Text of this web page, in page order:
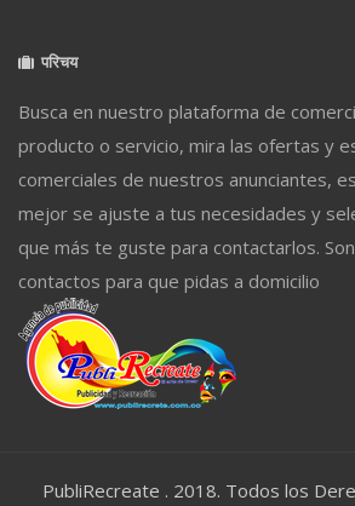
परिचय
Busca en nuestro plataforma de
producto o servicio, mira las ofertas y
comerciales de nuestros anunciantes,
mejor se ajuste a tus necesidades y
que más te guste para contactarlos.
contactos para que pidas a domicilio
PubliRecreate . 2018. Todos los